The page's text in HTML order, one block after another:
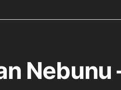
Nebunu